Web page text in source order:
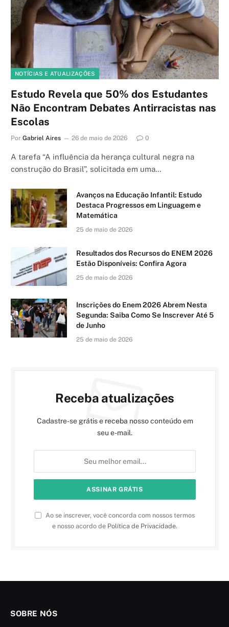
NOTÍCIAS E ATUALIZAÇÕES
Estudo Revela que 50% dos Estudantes
Não Encontram Debates Antirracistas nas
Escolas
Por Gabriel Aires 26 de maio de 2026 0
A tarefa “A influência da herança cultural negra na
construção do Brasil”, solicitada em uma…
Avanços na Educação Infantil: Estudo
Destaca Progressos em Linguagem e
Matemática
25 de maio de 2026
Resultados dos Recursos do ENEM 2026
Estão Disponíveis: Confira Agora
25 de maio de 2026
Inscrições do Enem 2026 Abrem Nesta
Segunda: Saiba Como Se Inscrever Até 5
de Junho
25 de maio de 2026
Receba atualizações
Cadastre-se grátis e receba nosso conteúdo em
seu e-mail.
Ao se inscrever, você concorda com nossos termos
e nosso acordo de Política de Privacidade.
SOBRE NÓS